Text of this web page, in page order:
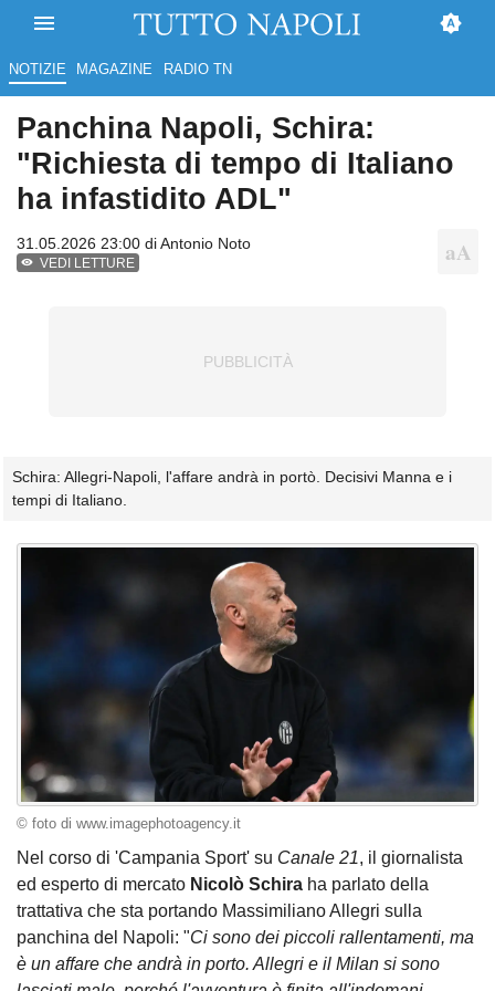
NOTIZIE MAGAZINE RADIO TN
Panchina Napoli, Schira:
"Richiesta di tempo di Italiano
ha infastidito ADL"
31.05.2026 23:00 diAntonio Noto
VEDI LETTURE
Schira: Allegri-Napoli, l'affare andrà in portò. Decisivi Manna e i
tempi di Italiano.
© foto di www.imagephotoagency.it
Nel corso di 'Campania Sport' su Canale 21, il giornalista
ed esperto di mercato Nicolò Schira ha parlato della
trattativa che sta portando Massimiliano Allegri sulla
panchina del Napoli: "Ci sono dei piccoli rallentamenti, ma
è un affare che andrà in porto. Allegri e il Milan si sono